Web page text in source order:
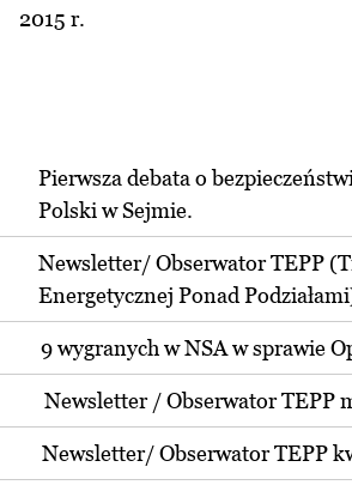
2015 r.
Pierwsza debata o
Polski w Sejmie.
Newsletter/ Obserwator TEPP
Energetycznej Ponad
9 wygranych w NSA w sprawie
Newsletter / Obserwator TEPP
Newsletter/ Obserwator TEPP